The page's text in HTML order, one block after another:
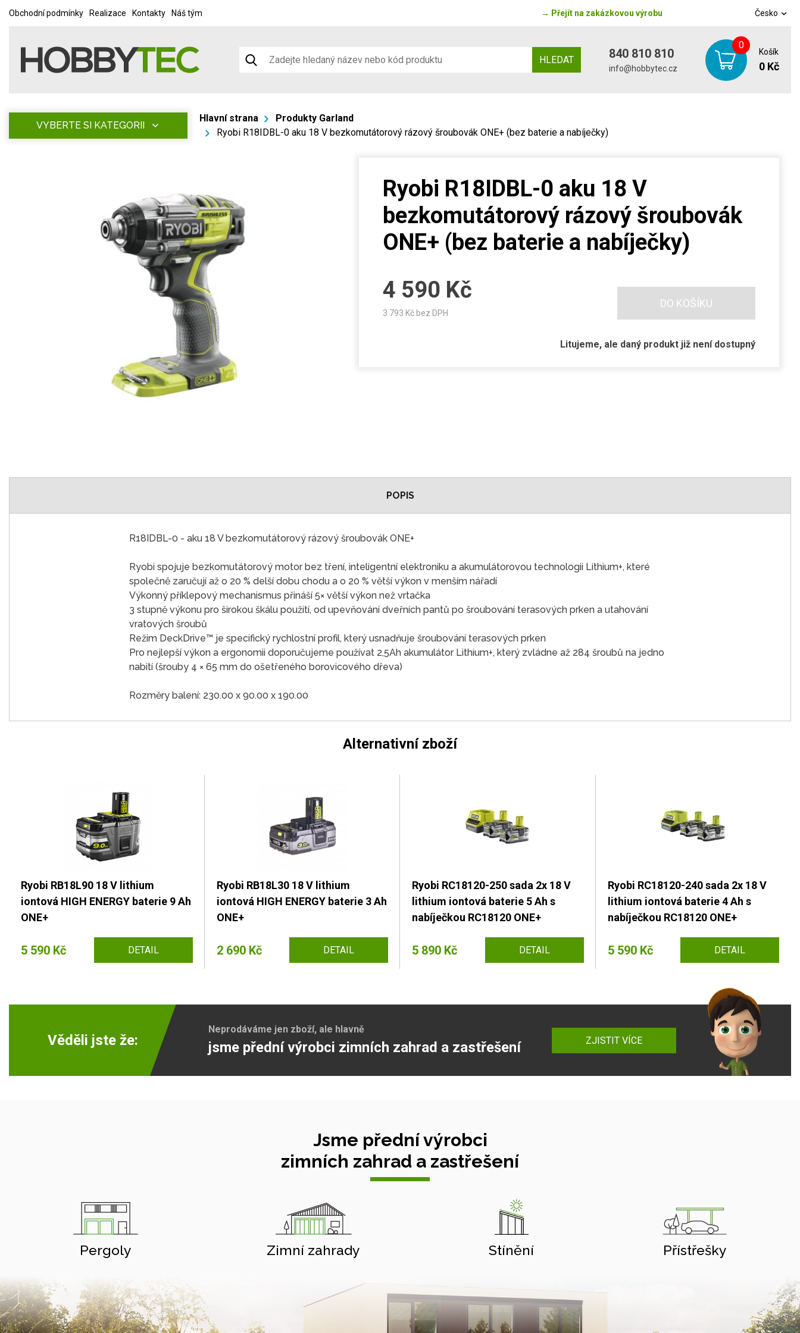
Obchodní podmínky Realizace Kontakty Náš tým → Přejít na zakázkovou výrobu Česko
HLEDAT 840 810 810
info@hobbytec.cz
0
Košík
0 Kč
VYBERTE SI KATEGORII
Hlavní strana
Produkty Garland
Ryobi R18IDBL-0 aku 18 V bezkomutátorový rázový šroubovák ONE+ (bez baterie a nabíječky)
Ryobi R18IDBL-0 aku 18 V
bezkomutátorový rázový šroubovák
ONE+ (bez baterie a nabíječky)
4 590 Kč
3 793 Kč bez DPH
DO KOŠÍKU
Litujeme, ale daný produkt již není dostupný
POPIS
R18IDBL-0 - aku 18 V bezkomutátorový rázový šroubovák ONE+
Ryobi spojuje bezkomutátorový motor bez tření, inteligentní elektroniku a akumulátorovou technologii Lithium+, které
společně zaručují až o 20 % delší dobu chodu a o 20 % větší výkon v menším nářadí
Výkonný příklepový mechanismus přináší 5× větší výkon než vrtačka
3 stupně výkonu pro širokou škálu použití, od upevňování dveřních pantů po šroubování terasových prken a utahování
vratových šroubů
Režim DeckDrive™ je specifický rychlostní profil, který usnadňuje šroubování terasových prken
Pro nejlepší výkon a ergonomii doporučujeme používat 2,5Ah akumulátor Lithium+, který zvládne až 284 šroubů na jedno
nabití (šrouby 4 × 65 mm do ošetřeného borovicového dřeva)
Rozměry balení: 230.00 x 90.00 x 190.00
Alternativní zboží
Ryobi RB18L90 18 V lithium
iontová HIGH ENERGY baterie 9 Ah
ONE+
5 590 Kč DETAIL
Ryobi RB18L30 18 V lithium
iontová HIGH ENERGY baterie 3 Ah
ONE+
2 690 Kč DETAIL
Ryobi RC18120-250 sada 2x 18 V
lithium iontová baterie 5 Ah s
nabíječkou RC18120 ONE+
5 890 Kč DETAIL
Ryobi RC18120-240 sada 2x 18 V
lithium iontová baterie 4 Ah s
nabíječkou RC18120 ONE+
5 590 Kč DETAIL
Věděli jste že:
Neprodáváme jen zboží, ale hlavně
jsme přední výrobci zimních zahrad a zastřešení ZJISTIT VÍCE
Jsme přední výrobci
zimních zahrad a zastřešení
Pergoly Zimní zahrady Stínění Přístřešky